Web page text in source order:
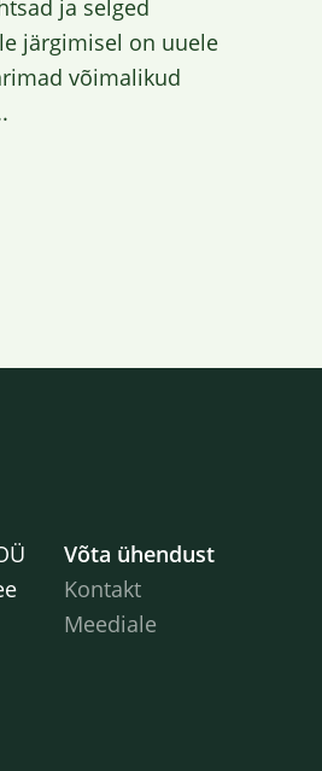
ja selged
järgimisel on uuele
võimalikud
Võta ühendust
Kontakt
Meediale